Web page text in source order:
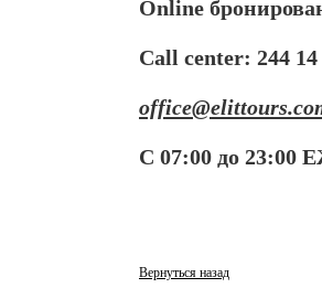
Online
Сall center: 244
office@elittours.
С 07:00 до
Вернуться назад